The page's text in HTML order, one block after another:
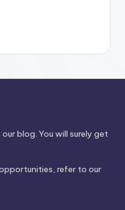
blog. You will surely get
refer to our